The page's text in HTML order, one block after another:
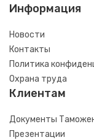
Информация
Новости
Контакты
Политика
Охрана труда
Клиентам
Документы
Презентации